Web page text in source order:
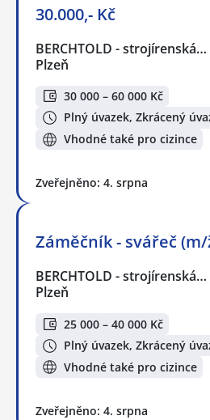
30.000,- Kč
BERCHTOLD - strojírenská…
Plzeň
30 000 – 60 000 Kč
Plný úvazek, Zkrácený
Vhodné také pro cizince
Zveřejněno: 4. srpna
Záměčník - svářeč
BERCHTOLD - strojírenská…
Plzeň
25 000 – 40 000 Kč
Plný úvazek, Zkrácený
Vhodné také pro cizince
Zveřejněno: 4. srpna